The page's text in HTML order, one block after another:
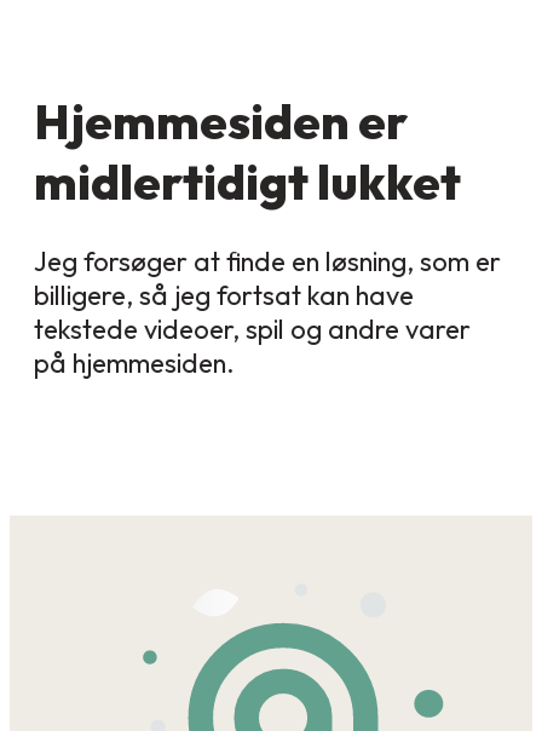
Hjemmesiden er
midlertidigt lukket
Jeg forsøger at finde en løsning, som er
billigere, så jeg fortsat kan have
tekstede videoer, spil og andre varer
på hjemmesiden.